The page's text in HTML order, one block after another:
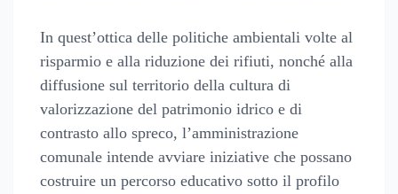
In quest’ottica delle politiche ambientali volte al
risparmio e alla riduzione dei rifiuti, nonché alla
diffusione sul territorio della cultura di
valorizzazione del patrimonio idrico e di
contrasto allo spreco, l’amministrazione
comunale intende avviare iniziative che possano
costruire un percorso educativo sotto il profilo